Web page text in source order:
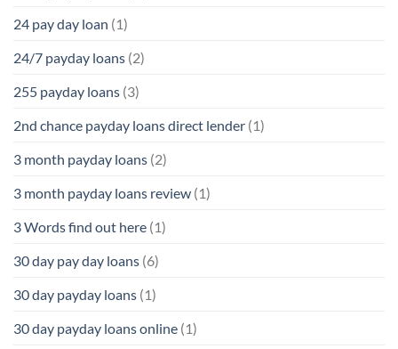
24 pay day loan (1)
24/7 payday loans (2)
255 payday loans (3)
2nd chance payday loans direct lender (1)
3 month payday loans (2)
3 month payday loans review (1)
3 Words find out here (1)
30 day pay day loans (6)
30 day payday loans (1)
30 day payday loans online (1)